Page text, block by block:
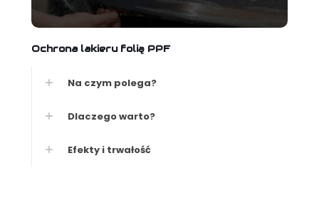
Ochrona lakieru folią PPF
Na czym polega?
Dlaczego warto?
Efekty i trwałość